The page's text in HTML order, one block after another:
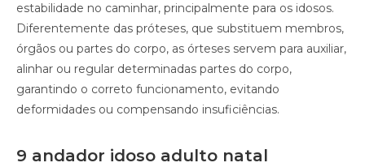
estabilidade no caminhar, principalmente para os idosos.
Diferentemente das próteses, que substituem membros,
órgãos ou partes do corpo, as órteses servem para auxiliar,
alinhar ou regular determinadas partes do corpo,
garantindo o correto funcionamento, evitando
deformidades ou compensando insuficiências.
9 andador idoso adulto natal